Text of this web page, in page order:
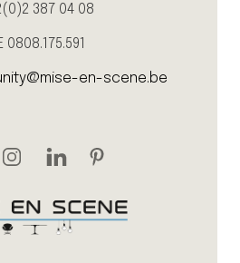
387 04 08
0808.175.591
en-scene.be